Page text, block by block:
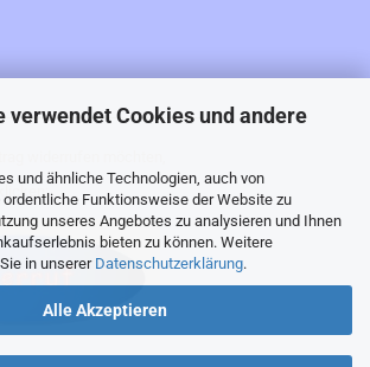
verwendet Cookies und andere
und ähnliche Technologien, auch von
Funktionsweise der Website zu
unseres Angebotes zu analysieren und Ihnen
bieten zu können. Weitere
in unserer Datenschutzerklärung.
Alle Akzeptieren
widerrufen möchten,